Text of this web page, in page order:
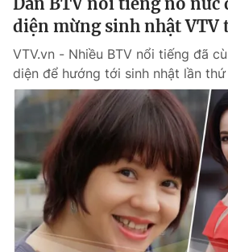
thông tin từ website này.
diện mừng sinh nhật VTV
VTV.vn - Nhiều BTV nổi tiếng đã
diện để hướng tới sinh nhật lần thứ